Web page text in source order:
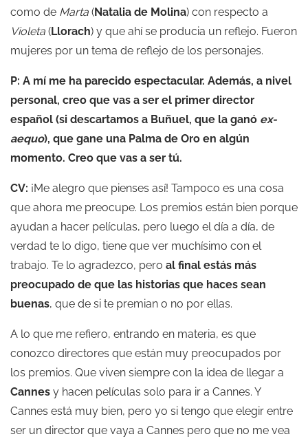
como de Marta (Natalia de Molina) con respecto a
Violeta (Llorach) y que ahí se producia un reflejo. Fueron
mujeres por un tema de reflejo de los personajes.
P: A mí me ha parecido espectacular. Además, a nivel
personal, creo que vas a ser el primer director
español (si descartamos a Buñuel, que la ganó ex-
aequo), que gane una Palma de Oro en algún
momento. Creo que vas a ser tú.
CV: ¡Me alegro que pienses así! Tampoco es una cosa
que ahora me preocupe. Los premios están bien porque
ayudan a hacer películas, pero luego el día a día, de
verdad te lo digo, tiene que ver muchísimo con el
trabajo. Te lo agradezco, pero al final estás más
preocupado de que las historias que haces sean
buenas, que de si te premian o no por ellas.
A lo que me refiero, entrando en materia, es que
conozco directores que están muy preocupados por
los premios. Que viven siempre con la idea de llegar a
Cannes y hacen películas solo para ir a Cannes. Y
Cannes está muy bien, pero yo si tengo que elegir entre
ser un director que vaya a Cannes pero que no me vea